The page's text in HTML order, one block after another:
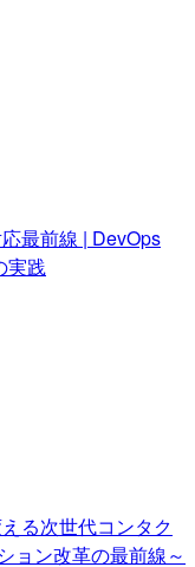
最前線 | DevOps
実践
る次世代コンタク
ョン改革の最前線～